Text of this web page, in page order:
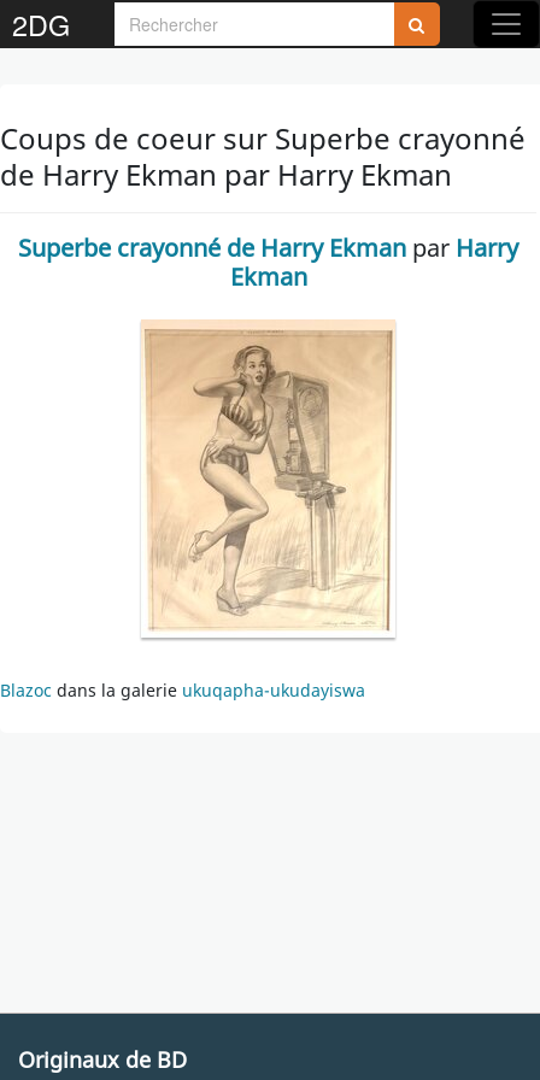
2DG
Coups de coeur sur Superbe crayonné
de Harry Ekman par Harry Ekman
Superbe crayonné de Harry Ekman par Harry
Ekman
Blazoc dans la galerie ukuqapha-ukudayiswa
Originaux de BD